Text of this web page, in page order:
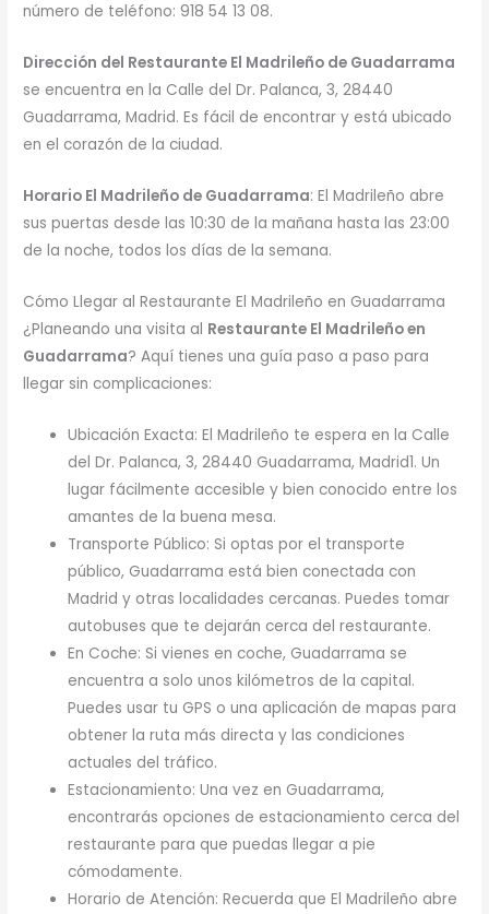
número de teléfono: 918 54 13 08.
Dirección del Restaurante El Madrileño de Guadarrama
se encuentra en la Calle del Dr. Palanca, 3, 28440
Guadarrama, Madrid. Es fácil de encontrar y está ubicado
en el corazón de la ciudad.
Horario El Madrileño de Guadarrama: El Madrileño abre
sus puertas desde las 10:30 de la mañana hasta las 23:00
de la noche, todos los días de la semana.
Cómo Llegar al Restaurante El Madrileño en Guadarrama
¿Planeando una visita al Restaurante El Madrileño en
Guadarrama? Aquí tienes una guía paso a paso para
llegar sin complicaciones:
Ubicación Exacta: El Madrileño te espera en la Calle
del Dr. Palanca, 3, 28440 Guadarrama, Madrid1. Un
lugar fácilmente accesible y bien conocido entre los
amantes de la buena mesa.
Transporte Público: Si optas por el transporte
público, Guadarrama está bien conectada con
Madrid y otras localidades cercanas. Puedes tomar
autobuses que te dejarán cerca del restaurante.
En Coche: Si vienes en coche, Guadarrama se
encuentra a solo unos kilómetros de la capital.
Puedes usar tu GPS o una aplicación de mapas para
obtener la ruta más directa y las condiciones
actuales del tráfico.
Estacionamiento: Una vez en Guadarrama,
encontrarás opciones de estacionamiento cerca del
restaurante para que puedas llegar a pie
cómodamente.
Horario de Atención: Recuerda que El Madrileño abre